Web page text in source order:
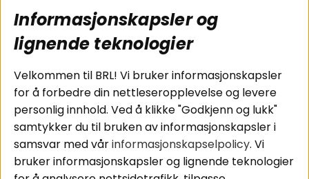
Koblingsguide for
subwoofers
Tilkobling av
bilforsterker
Koblingsguide for
midbasser
Butikker
Våre ambassadører
- Team BRL
Cookies
Kjøpsvilkår
Personvernpolicy
Service / Garanti /
Retur
Informasjonskapsler og
lignende teknologier
Velkommen til BRL! Vi bruker informasjonskapsler
for å forbedre din nettleseropplevelse og levere
personlig innhold. Ved å klikke "Godkjenn og lukk"
samtykker du til bruken av informasjonskapsler i
samsvar med vårinformasjonskapselpolicy. Vi
bruker informasjonskapsler og lignende teknologier